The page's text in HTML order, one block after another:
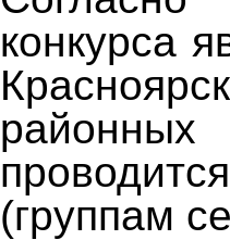
конкурса
(группам